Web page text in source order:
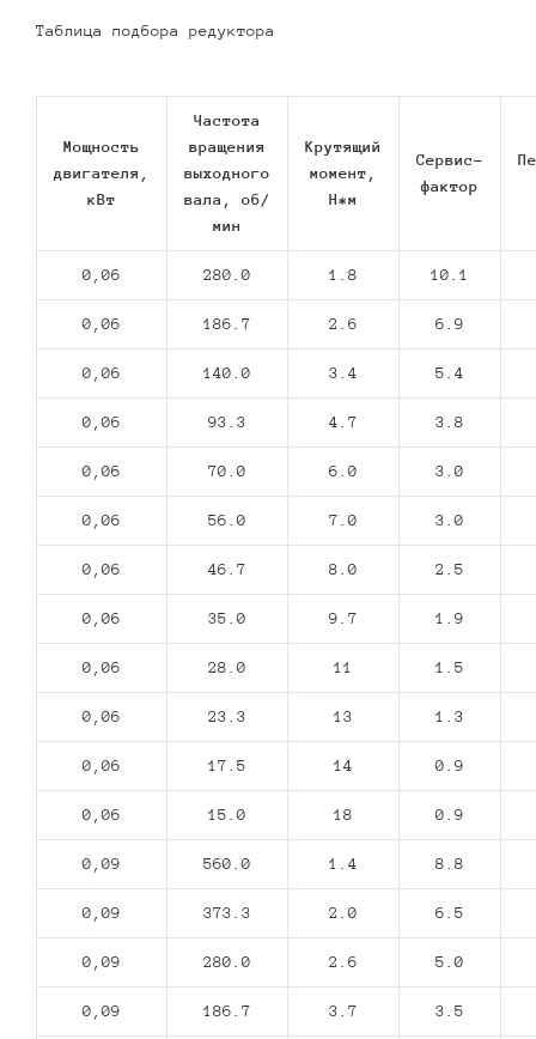
Таблица подбора редуктора
Мощность
двигателя,
кВт
Частота
вращения
выходного
вала, об/
мин
Крутящий
момент,
Н*м
Сервис-
фактор
0,06 280.0 1.8 10.1
0,06 186.7 2.6 6.9
0,06 140.0 3.4 5.4
0,06 93.3 4.7 3.8
0,06 70.0 6.0 3.0
0,06 56.0 7.0 3.0
0,06 46.7 8.0 2.5
0,06 35.0 9.7 1.9
0,06 28.0 11 1.5
0,06 23.3 13 1.3
0,06 17.5 14 0.9
0,06 15.0 18 0.9
0,09 560.0 1.4 8.8
0,09 373.3 2.0 6.5
0,09 280.0 2.6 5.0
0,09 186.7 3.7 3.5